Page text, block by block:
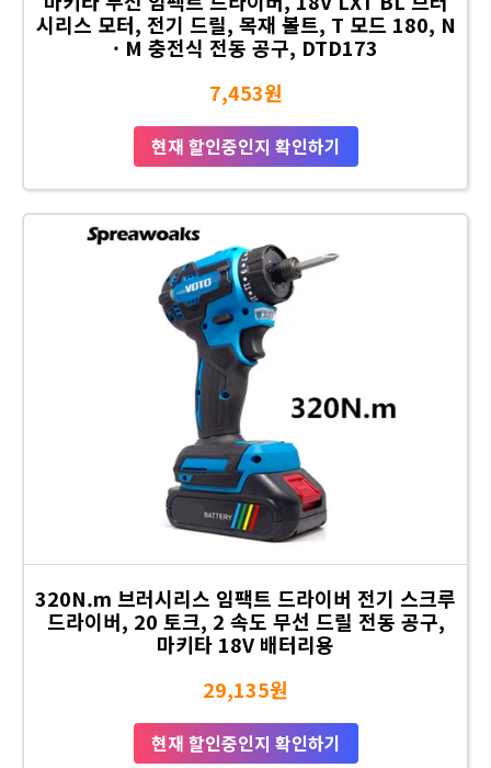
시리스 모터, 전기 드릴, 목재 볼트, T 모드 180, N
· M 충전식 전동 공구, DTD173
7,453원
현재 할인중인지 확인하기
320N.m 브러시리스 임팩트 드라이버 전기 스크루
드라이버, 20 토크, 2 속도 무선 드릴 전동 공구,
마키타 18V 배터리용
29,135원
현재 할인중인지 확인하기